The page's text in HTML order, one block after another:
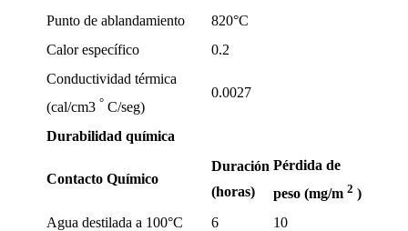
Punto de ablandamiento
820°C
Calor específico
0.2
Conductividad térmica
(cal/cm3 ° C/seg)
0.0027
Durabilidad química
Contacto Químico
Duración
(horas)
Pérdida de
peso (mg/m 2 )
Agua destilada a 100°C
6
10